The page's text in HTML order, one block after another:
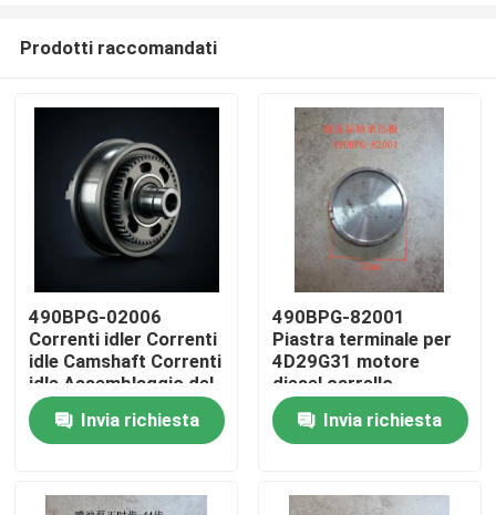
Casa.
Prodotti
Video
Prodotti raccomandati
490BPG-02006
Correnti idler Correnti
idle Camshaft Correnti
idle Assemblaggio del
treno
Invia richiesta
490BPG-82001
Piastra terminale per
4D29G31 motore
diesel carrello
elevatore Xinchang
A490bpgInvia richiesta